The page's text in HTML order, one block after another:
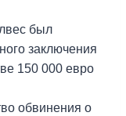
был
заключения
150 000 евро
обвинения о